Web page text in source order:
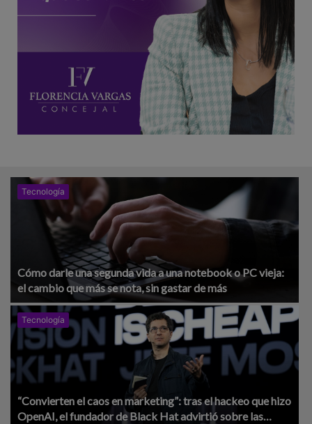
Tecnología
Cómo darle una segunda vida a una notebook o PC vieja:
el cambio que más se nota, sin gastar de más
Tecnología
“Convierten el caos en marketing”: tras el hackeo que hizo
OpenAI, el fundador de Black Hat advirtió sobre las